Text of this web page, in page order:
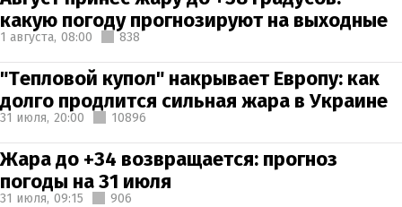
какую погоду прогнозируют на выходные
1 августа, 08:00 838
"Тепловой купол" накрывает Европу: как
долго продлится сильная жара в Украине
31 июля, 20:00 10896
Жара до +34 возвращается: прогноз
погоды на 31 июля
31 июля, 09:15 906